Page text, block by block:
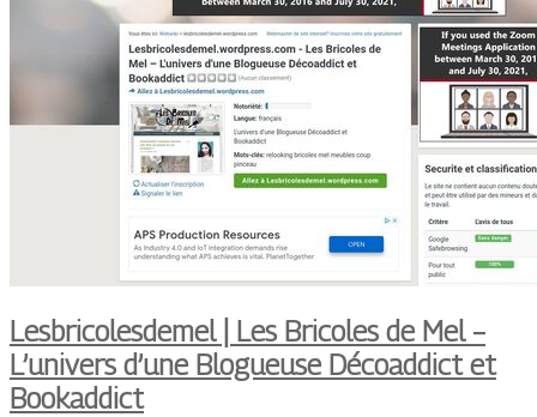
Lesbricolesdemel | Les Bricoles de Mel –
L’univers d’une Blogueuse Décoaddict et
Bookaddict